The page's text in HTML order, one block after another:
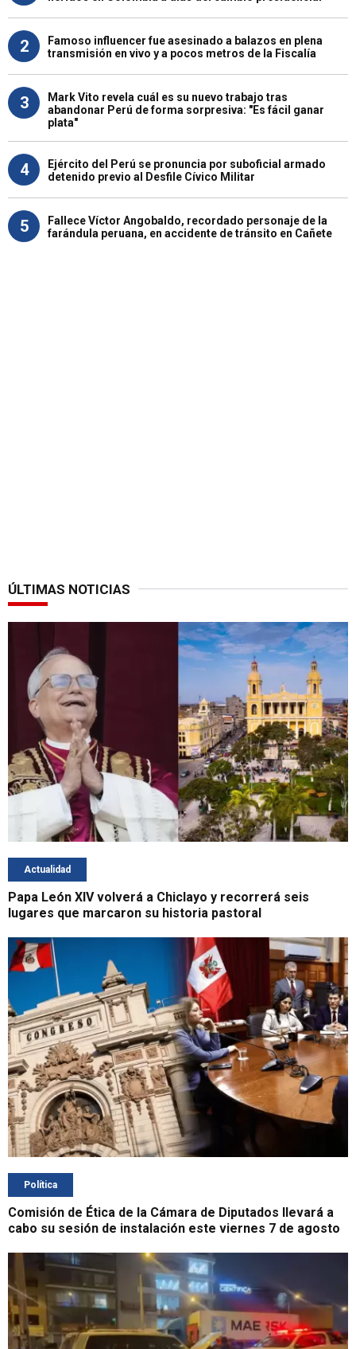
2
Famoso influencer fue asesinado a balazos en plena
transmisión en vivo y a pocos metros de la Fiscalía
3
Mark Vito revela cuál es su nuevo trabajo tras
abandonar Perú de forma sorpresiva: "Es fácil ganar
plata"
4
Ejército del Perú se pronuncia por suboficial armado
detenido previo al Desfile Cívico Militar
5
Fallece Víctor Angobaldo, recordado personaje de la
farándula peruana, en accidente de tránsito en Cañete
ÚLTIMAS NOTICIAS
Actualidad
Papa León XIV volverá a Chiclayo y recorrerá seis
lugares que marcaron su historia pastoral
Política
Comisión de Ética de la Cámara de Diputados llevará a
cabo su sesión de instalación este viernes 7 de agosto